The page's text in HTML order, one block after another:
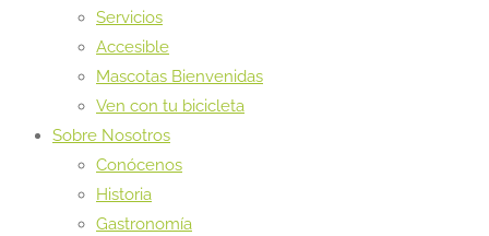
Servicios
Accesible
Mascotas Bienvenidas
Ven con tu bicicleta
Sobre Nosotros
Conócenos
Historia
Gastronomía